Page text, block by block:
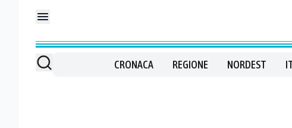
CRONACA REGIONE NORDEST